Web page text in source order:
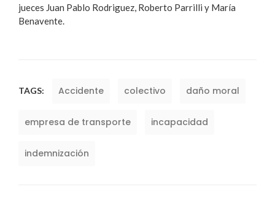
jueces Juan Pablo Rodriguez, Roberto Parrilli y María
Benavente.
TAGS: Accidente colectivo daño moral
empresa de transporte incapacidad
indemnización